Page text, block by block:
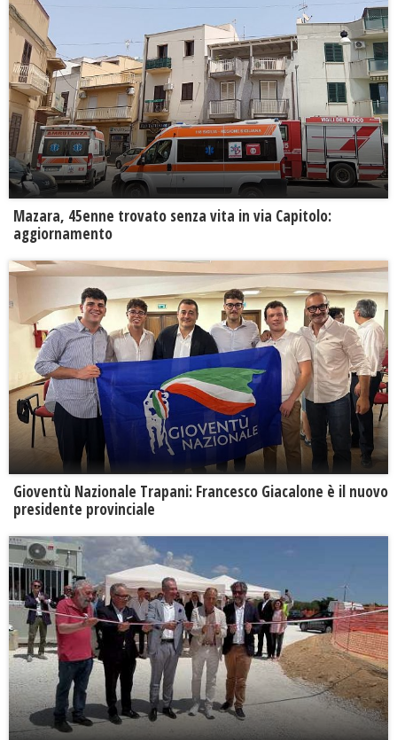
Mazara, 45enne trovato senza vita in via Capitolo:
aggiornamento
Gioventù Nazionale Trapani: Francesco Giacalone è il nuovo
presidente provinciale